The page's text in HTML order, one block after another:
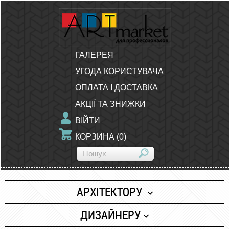
ГАЛЕРЕЯ
УГОДА КОРИСТУВАЧА
ОПЛАТА І ДОСТАВКА
АКЦІЇ ТА ЗНИЖКИ
ВІЙТИ
КОРЗИНА (0)
АРХІТЕКТОРУ
Папір
ДИЗАЙНЕРУ